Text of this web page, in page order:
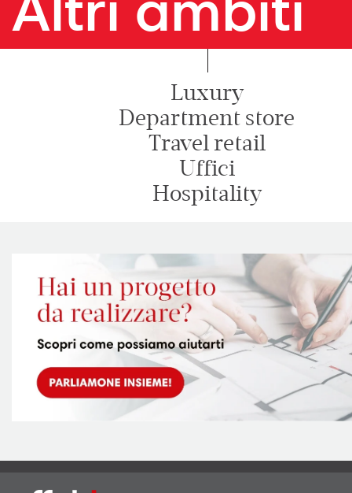
Luxury
Department store
Travel retail
Uffici
Hospitality